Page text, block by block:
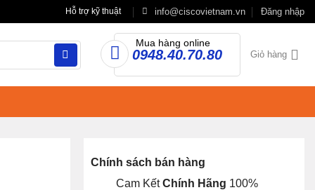
Hỗ trợ kỹ thuật info@ciscovietnam.vn Đăng nhập
Mua hàng online
0948.40.70.80 Giỏ hàng
Chính sách bán hàng
Cam KếtChính Hãng 100%